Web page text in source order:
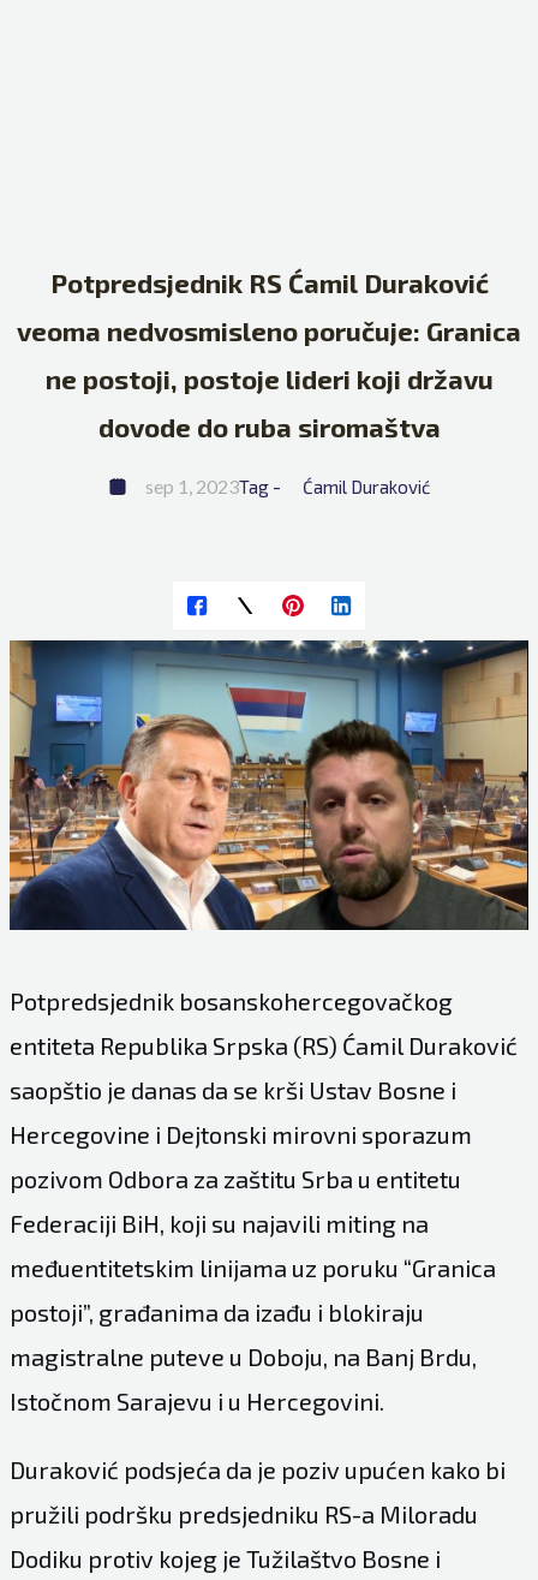
Potpredsjednik RS Ćamil Duraković
veoma nedvosmisleno poručuje: Granica
ne postoji, postoje lideri koji državu
dovode do ruba siromaštva
sep 1, 2023Tag - Ćamil Duraković
Potpredsjednik bosanskohercegovačkog
entiteta Republika Srpska (RS) Ćamil Duraković
saopštio je danas da se krši Ustav Bosne i
Hercegovine i Dejtonski mirovni sporazum
pozivom Odbora za zaštitu Srba u entitetu
Federaciji BiH, koji su najavili miting na
međuentitetskim linijama uz poruku “Granica
postoji”, građanima da izađu i blokiraju
magistralne puteve u Doboju, na Banj Brdu,
Istočnom Sarajevu i u Hercegovini.
Duraković podsjeća da je poziv upućen kako bi
pružili podršku predsjedniku RS-a Miloradu
Dodiku protiv kojeg je Tužilaštvo Bosne i